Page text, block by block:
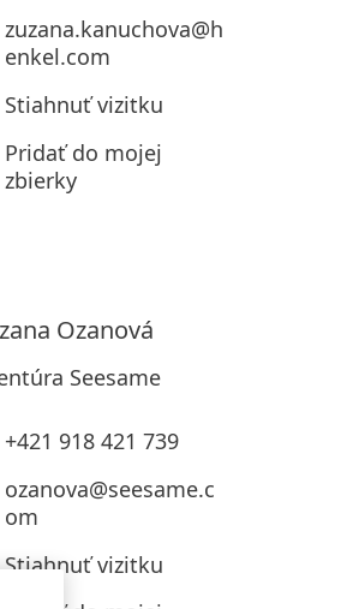
zuzana.kanuchova@h
enkel.com
Stiahnuť vizitku
Pridať do mojej
zbierky
Ozanová
Seesame
+421 918 421 739
ozanova@seesame.c
om
Stiahnuť vizitku